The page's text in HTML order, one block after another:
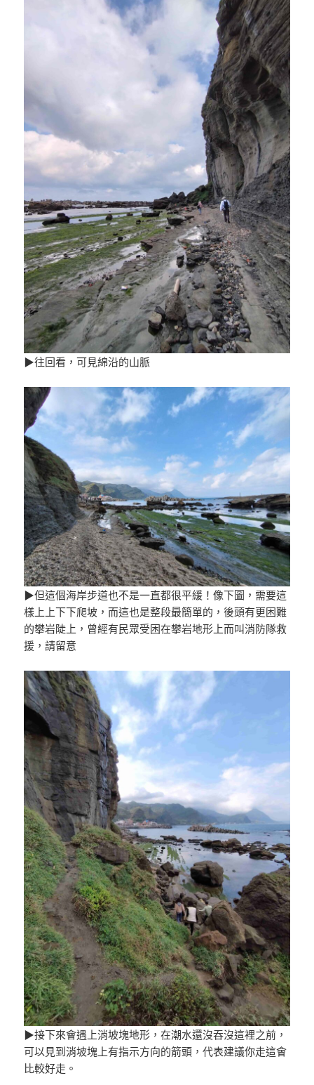
▶往回看，可見綿沿的山脈
▶但這個海岸步道也不是一直都很平緩！像下圖，需要這
樣上上下下爬坡，而這也是整段最簡單的，後頭有更困難
的攀岩陡上，曾經有民眾受困在攀岩地形上而叫消防隊救
援，請留意
▶接下來會遇上消坡塊地形，在潮水還沒吞沒這裡之前，
可以見到消坡塊上有指示方向的箭頭，代表建議你走這會
比較好走。